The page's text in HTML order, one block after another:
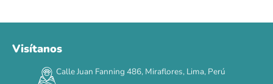
DÍAS HORAS MIN SEG
Visítanos
Calle Juan Fanning 486, Miraflores, Lima, Perú